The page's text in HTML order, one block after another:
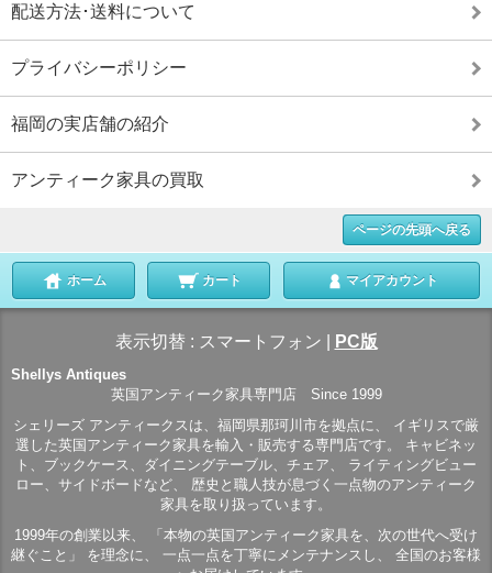
配送方法･送料について
プライバシーポリシー
福岡の実店舗の紹介
アンティーク家具の買取
ページの先頭へ戻る
ホーム カート マイアカウント
表示切替 : スマートフォン PC版
Shellys Antiques
英国アンティーク家具専門店 Since 1999
シェリーズ アンティークスは、福岡県那珂川市を拠点に、 イギリスで厳
選した英国アンティーク家具を輸入・販売する専門店です。 キャビネッ
ト、ブックケース、ダイニングテーブル、チェア、 ライティングビュー
ロー、サイドボードなど、 歴史と職人技が息づく一点物のアンティーク
家具を取り扱っています。
1999年の創業以来、 「本物の英国アンティーク家具を、次の世代へ受け
継ぐこと」 を理念に、 一点一点を丁寧にメンテナンスし、 全国のお客様